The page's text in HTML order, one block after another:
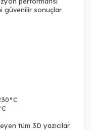
güvenilir sonuçlar
tüm 3D yazıcılar